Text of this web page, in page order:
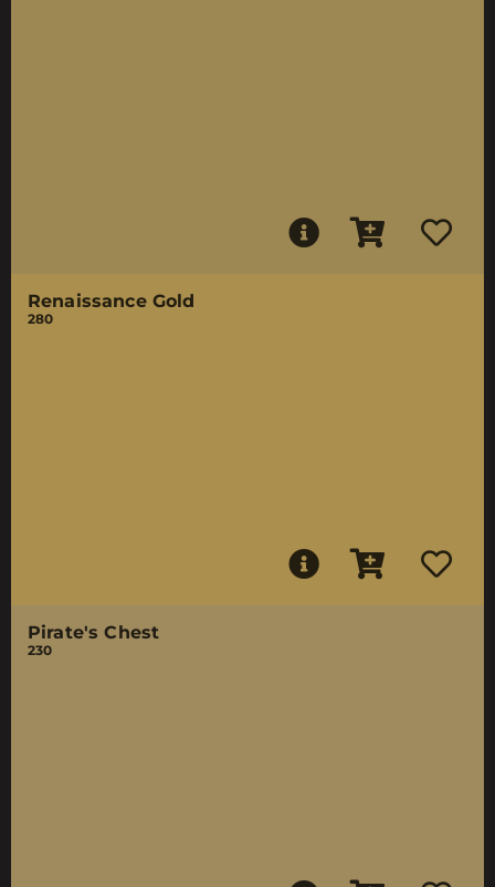
Renaissance Gold
280
Pirate's Chest
230